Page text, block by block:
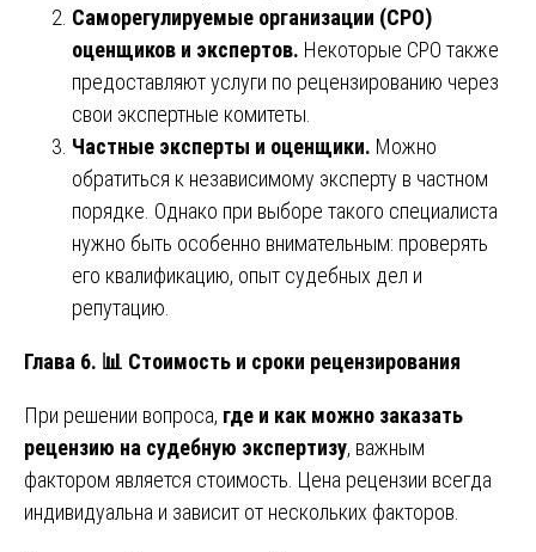
Саморегулируемые организации (СРО)
оценщиков и экспертов. Некоторые СРО также
предоставляют услуги по рецензированию через
свои экспертные комитеты.
Частные эксперты и оценщики. Можно
обратиться к независимому эксперту в частном
порядке. Однако при выборе такого специалиста
нужно быть особенно внимательным: проверять
его квалификацию, опыт судебных дел и
репутацию.
Глава 6. 📊 Стоимость и сроки рецензирования
При решении вопроса, где и как можно заказать
рецензию на судебную экспертизу, важным
фактором является стоимость. Цена рецензии всегда
индивидуальна и зависит от нескольких факторов.